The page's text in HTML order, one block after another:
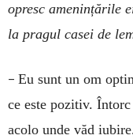
opresc amenințările
la pragul casei de
– Eu sunt un om
ce este pozitiv.
acolo unde văd